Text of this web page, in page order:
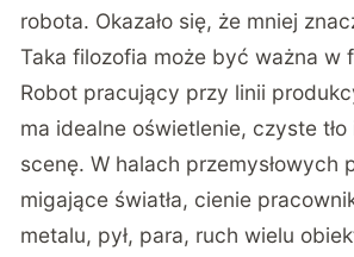
robota. Okazało się, że mniej
Taka filozofia może być ważna w
Robot pracujący przy linii
ma idealne oświetlenie, czyste tło
scenę. W halach przemysłowych
migające światła, cienie
metalu, pył, para, ruch wielu